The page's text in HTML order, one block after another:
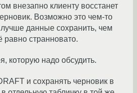
внезапно клиенту восстанет
Возможно это чем-то
данные сохранить, чем
равно странновато.
которую надо обсудить.
и сохранять черновик в